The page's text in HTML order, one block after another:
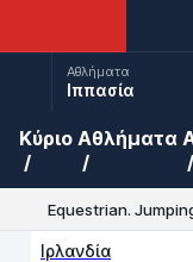
Αθλήματα
Ιππασία
Κύριο Αθλήματα
Equestrian.
Ιρλανδία